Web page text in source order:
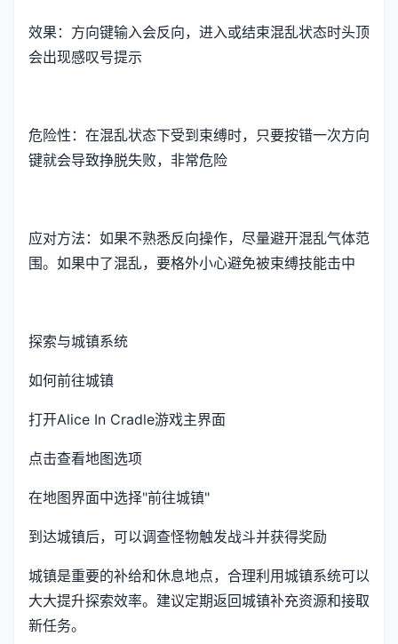
效果：方向键输入会反向，进入或结束混乱状态时头顶
会出现感叹号提示
危险性：在混乱状态下受到束缚时，只要按错一次方向
键就会导致挣脱失败，非常危险
应对方法：如果不熟悉反向操作，尽量避开混乱气体范
围。如果中了混乱，要格外小心避免被束缚技能击中
探索与城镇系统
如何前往城镇
打开Alice In Cradle游戏主界面
点击查看地图选项
在地图界面中选择"前往城镇"
到达城镇后，可以调查怪物触发战斗并获得奖励
城镇是重要的补给和休息地点，合理利用城镇系统可以
大大提升探索效率。建议定期返回城镇补充资源和接取
新任务。